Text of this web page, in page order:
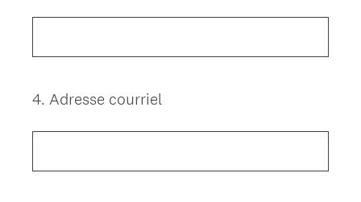
Question
4. Adresse courriel